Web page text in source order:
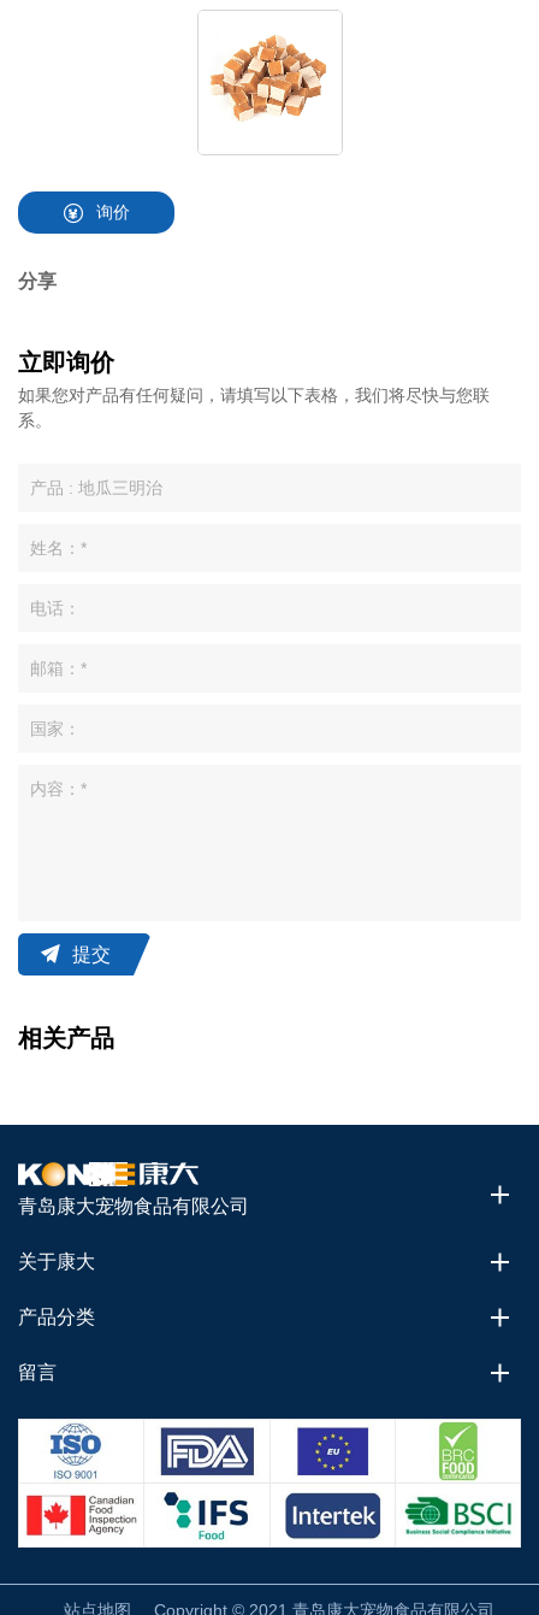
询价
分享
立即询价
如果您对产品有任何疑问，请填写以下表格，我们将尽快与您联
系。
提交
相关产品
青岛康大宠物食品有限公司
关于康大
产品分类
留言
站点地图 Copyright © 2021 青岛康大宠物食品有限公司